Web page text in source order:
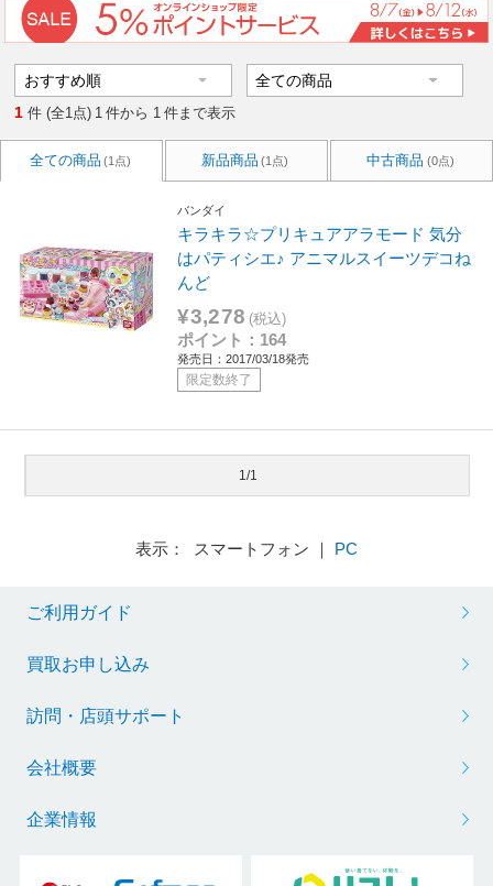
1 件 (全1点) 1 件から 1 件まで表示
全ての商品 (1点) 新品商品 (1点) 中古商品 (0点)
バンダイ
キラキラ☆プリキュアアラモード 気分
はパティシエ♪ アニマルスイーツデコね
んど
¥3,278 (税込)
ポイント：164
発売日：2017/03/18発売
限定数終了
1/1
表示： スマートフォン ｜ PC
ご利用ガイド
買取お申し込み
訪問・店頭サポート
会社概要
企業情報